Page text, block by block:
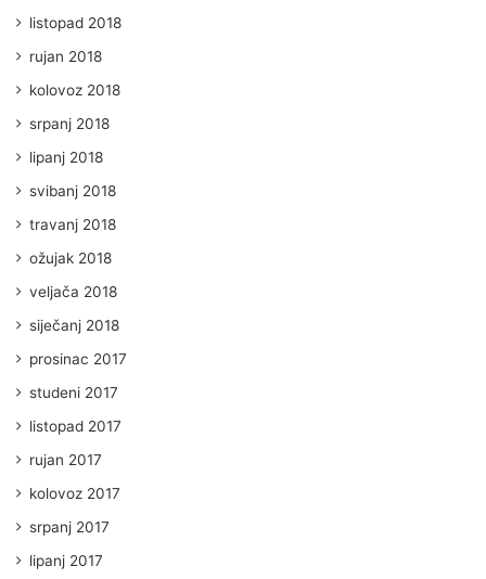
listopad 2018
rujan 2018
kolovoz 2018
srpanj 2018
lipanj 2018
svibanj 2018
travanj 2018
ožujak 2018
veljača 2018
siječanj 2018
prosinac 2017
studeni 2017
listopad 2017
rujan 2017
kolovoz 2017
srpanj 2017
lipanj 2017